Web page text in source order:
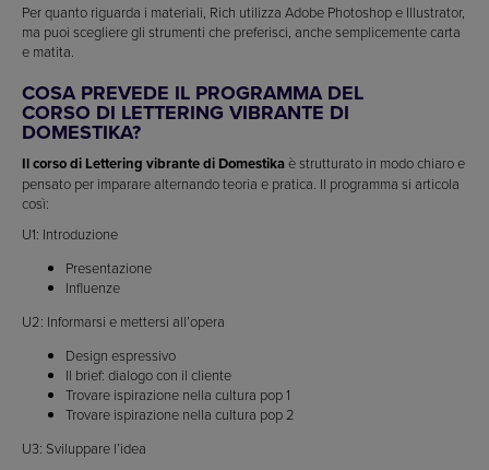
Per quanto riguarda i materiali, Rich utilizza Adobe Photoshop e Illustrator,
ma puoi scegliere gli strumenti che preferisci, anche semplicemente carta
e matita.
COSA PREVEDE IL PROGRAMMA DEL
CORSO DI LETTERING VIBRANTE DI
DOMESTIKA?
Il corso di Lettering vibrante di Domestikaè strutturato in modo chiaro e
pensato per imparare alternando teoria e pratica. Il programma si articola
così:
U1: Introduzione
Presentazione
Influenze
U2: Informarsi e mettersi all’opera
Design espressivo
Il brief: dialogo con il cliente
Trovare ispirazione nella cultura pop 1
Trovare ispirazione nella cultura pop 2
U3: Sviluppare l’idea